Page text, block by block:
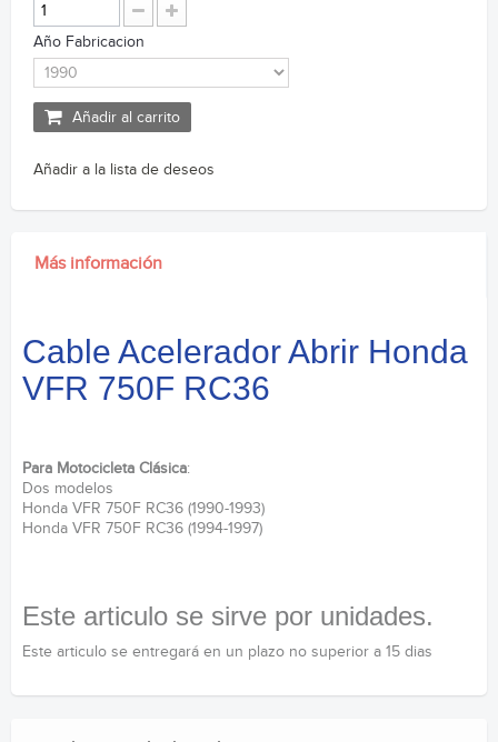
Año Fabricacion
Añadir al carrito
Añadir a la lista de deseos
Más información
Cable Acelerador Abrir Honda
VFR 750F RC36
Para Motocicleta Clásica:
Dos modelos
Honda VFR 750F RC36 (1990-1993)
Honda VFR 750F RC36 (1994-1997)
Este articulo se sirve por unidades.
Este articulo se entregará en un plazo no superior a 15 dias